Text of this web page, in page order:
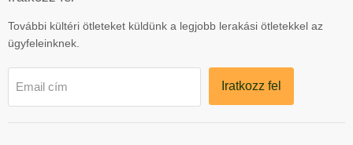
További kültéri ötleteket küldünk a legjobb lerakási ötletekkel az
ügyfeleinknek.
Email cím Iratkozz fel